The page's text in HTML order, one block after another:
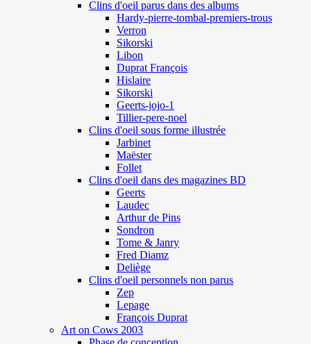
Clins d'oeil parus dans des albums
Hardy-pierre-tombal-premiers-trous
Verron
Sikorski
Libon
Duprat François
Hislaire
Sikorski
Geerts-jojo-1
Tillier-pere-noel
Clins d'oeil sous forme illustrée
Jarbinet
Maëster
Follet
Clins d'oeil dans des magazines BD
Geerts
Laudec
Arthur de Pins
Sondron
Tome & Janry
Fred Diamz
Deliège
Clins d'oeil personnels non parus
Zep
Lepage
François Duprat
Art on Cows 2003